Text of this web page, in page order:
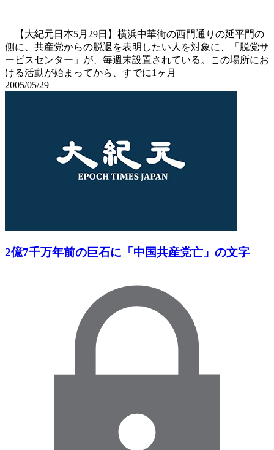
【大紀元日本5月29日】横浜中華街の西門通りの延平門の
側に、共産党からの脱退を表明したい人を対象に、「脱党サ
ービスセンター」が、毎週末設置されている。この場所にお
ける活動が始まってから、すでに1ヶ月
2005/05/29
2億7千万年前の巨石に「中国共産党亡」の文字